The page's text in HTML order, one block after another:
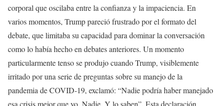
corporal que oscilaba entre la confianza y la impaciencia. En
varios momentos, Trump pareció frustrado por el formato del
debate, que limitaba su capacidad para dominar la conversación
como lo había hecho en debates anteriores. Un momento
particularmente tenso se produjo cuando Trump, visiblemente
irritado por una serie de preguntas sobre su manejo de la
pandemia de COVID-19, exclamó: “Nadie podría haber manejado
esa crisis mejor que yo. Nadie. Y lo saben”. Esta declaración